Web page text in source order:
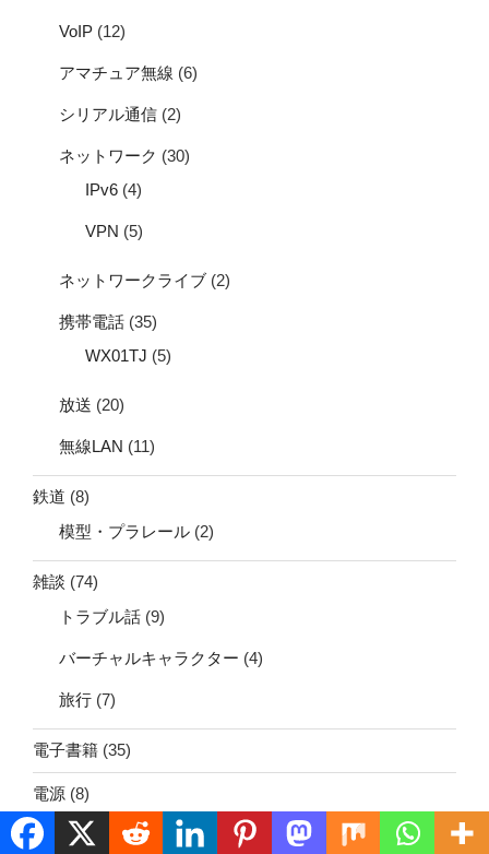
VoIP (12)
アマチュア無線 (6)
シリアル通信 (2)
ネットワーク (30)
IPv6 (4)
VPN (5)
ネットワークライブ (2)
携帯電話 (35)
WX01TJ (5)
放送 (20)
無線LAN (11)
鉄道 (8)
模型・プラレール (2)
雑談 (74)
トラブル話 (9)
バーチャルキャラクター (4)
旅行 (7)
電子書籍 (35)
電源 (8)
AC-DC
(3)